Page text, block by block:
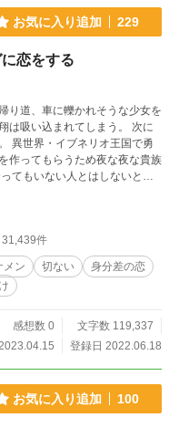
お気に入り追加 229
恋をする
り道、車に轢かれそうな少女を
は吸い込まれてしまう。 次に
作ってもらうため夜な夜な貴族
てもいない人とはしないとい
う行為”が出来ない体質になっ
勇者と男娼として出会った２
31,439件
メン 切ない
身分差の恋
感想数 0
文字数 119,337
登録日 2022.06.18
お気に入り追加 100